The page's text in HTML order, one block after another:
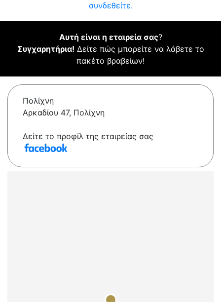
συνδεθείτε.
Αυτή είναι η εταιρεία σας?
Συγχαρητήρια! Δείτε πώς μπορείτε να λάβετε το
πακέτο βραβείων!
Πολίχνη
Αρκαδίου 47, Πολίχνη
Δείτε το προφίλ της εταιρείας σας